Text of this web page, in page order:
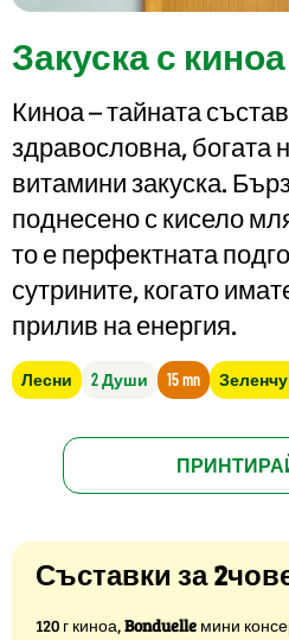
Закуска с киноа
Киноа – тайната
здравословна, богата
витамини закуска.
поднесено с кисело
то е перфектната
сутрините, когато
прилив на енергия.
Лесни 2 Души 15 mn
Съставки за
120 г киноа,Bonduelle мини